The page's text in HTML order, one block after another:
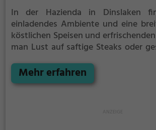
In der Hazienda in Dinslaken
einladendes Ambiente und eine
köstlichen Speisen und
man Lust auf saftige Steaks oder
bekannt für seine erstklassigen
während auch gesunde
Mehr erfahren